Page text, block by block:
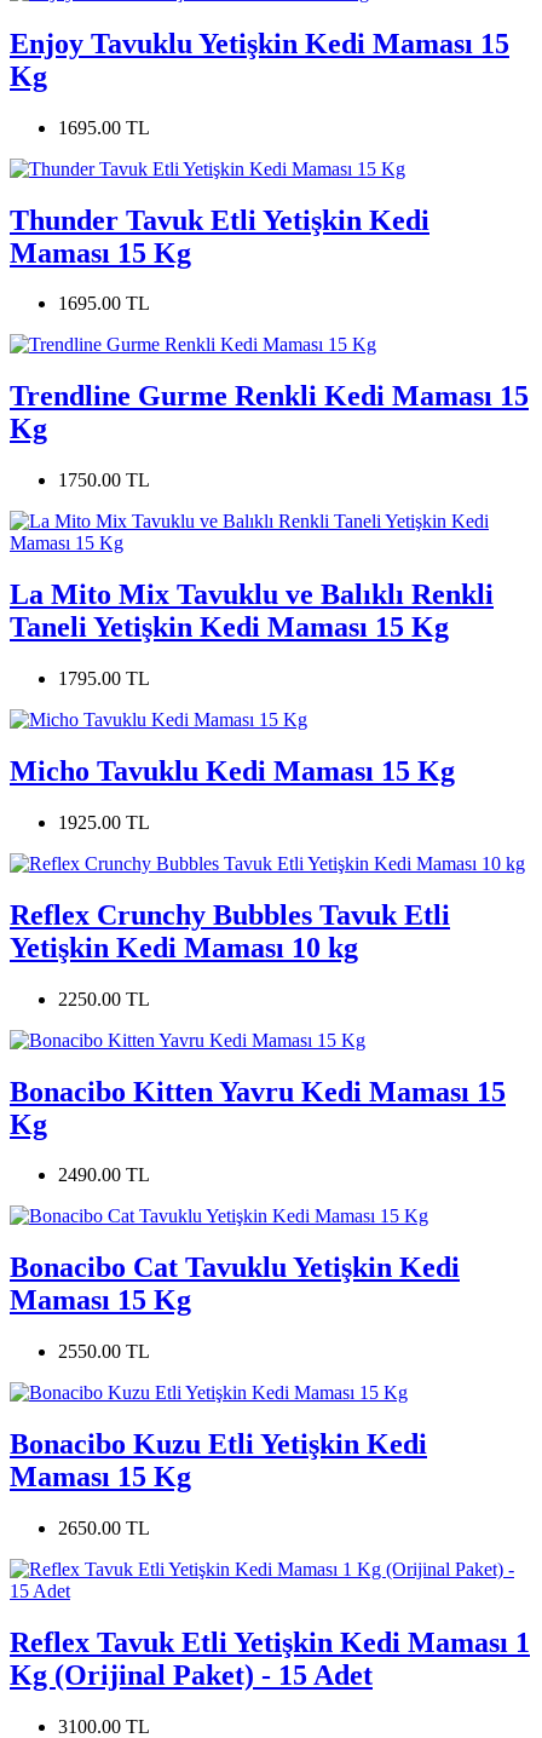
Enjoy Tavuklu Yetişkin Kedi Maması 15
Kg
1695.00 TL
Thunder Tavuk Etli Yetişkin Kedi
Maması 15 Kg
1695.00 TL
Trendline Gurme Renkli Kedi Maması 15
Kg
1750.00 TL
La Mito Mix Tavuklu ve Balıklı Renkli
Taneli Yetişkin Kedi Maması 15 Kg
1795.00 TL
Micho Tavuklu Kedi Maması 15 Kg
1925.00 TL
Reflex Crunchy Bubbles Tavuk Etli
Yetişkin Kedi Maması 10 kg
2250.00 TL
Bonacibo Kitten Yavru Kedi Maması 15
Kg
2490.00 TL
Bonacibo Cat Tavuklu Yetişkin Kedi
Maması 15 Kg
2550.00 TL
Bonacibo Kuzu Etli Yetişkin Kedi
Maması 15 Kg
2650.00 TL
Reflex Tavuk Etli Yetişkin Kedi Maması 1
Kg (Orijinal Paket) - 15 Adet
3100.00 TL